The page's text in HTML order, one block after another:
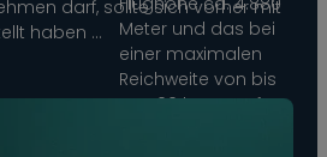
Meter und das bei
einer maximalen
Reichweite von bis
zu 1.100 km, was für
darf, sollte sich vorher mit
haben …